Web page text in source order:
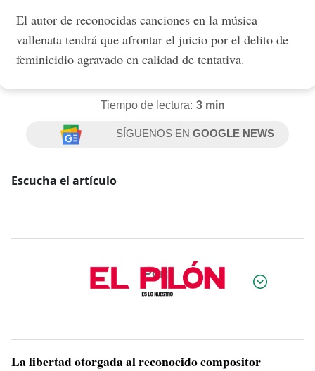
El autor de reconocidas canciones en la música
vallenata tendrá que afrontar el juicio por el delito de
feminicidio agravado en calidad de tentativa.
Tiempo de lectura: 3 min
SÍGUENOS ENGOOGLE NEWS
Escucha el artículo
Por:
La libertad otorgada al reconocido compositor